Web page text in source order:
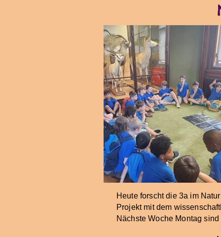
Heute forscht die 3a im
Projekt mit dem
Nächste Woche Montag